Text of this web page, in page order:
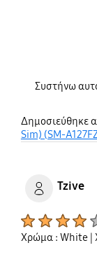
Συστήνω
Δημοσιεύθηκε
Sim) (SM-
Tzive
Χρώμα : White |